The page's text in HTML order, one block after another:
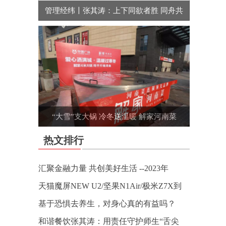
管理经纬〡张其涛：上下同欲者胜 同舟共
“大雪”支大锅 冷冬送温暖 解家河南菜
热文排行
汇聚金融力量 共创美好生活 --2023年
天猫魔屏NEW U2/坚果N1Air/极米Z7X到
基于恐惧去养生，对身心真的有益吗？
和谐餐饮张其涛：用责任守护师生“舌尖